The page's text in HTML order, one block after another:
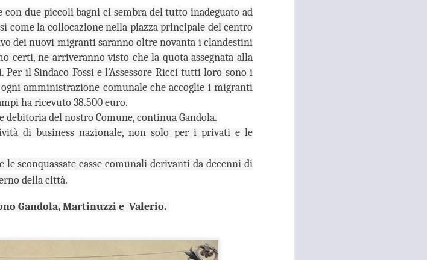
due piccoli bagni ci sembra del tutto inadeguato ad
la collocazione nella piazza principale del centro
dei nuovi migranti saranno oltre novanta i clandestini
certi, ne arriveranno visto che la quota assegnata alla
il Sindaco Fossi e l’Assessore Ricci tutti loro sono i
ogni amministrazione comunale che accoglie i migranti
ha ricevuto 38.500 euro.
del nostro Comune, continua Gandola.
di business nazionale, non solo per i privati e le
sconquassate casse comunali derivanti da decenni di
della città.
Gandola, Martinuzzi e Valerio.
nostri cittadini a recarsi presso gli
ambulatori presenti a Sesto
Fiorentino o nell’area delle Signe”.
quiete pubblica in più̀ zone di
Campi Bisenzio tra il capoluogo,
San Martino, San Lorenzo e San
Donnino”.
IN CORSA PER OSPITARE
DI SAN DONNINO,
TESI (FI): IL COMUNE NON
DELLA FRAZIONE.
SAN DONNINO, GANDOLA,
HA TUTELATO I RESIDENTI
residenti di San Donnino, la
per sempre nei giorni scorsi. Così
LAVORI, ATTESI DA 8